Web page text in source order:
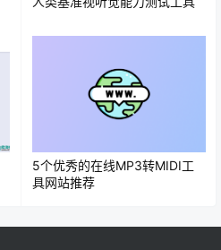
5个优秀的在线MP3转MIDI工
具网站推荐